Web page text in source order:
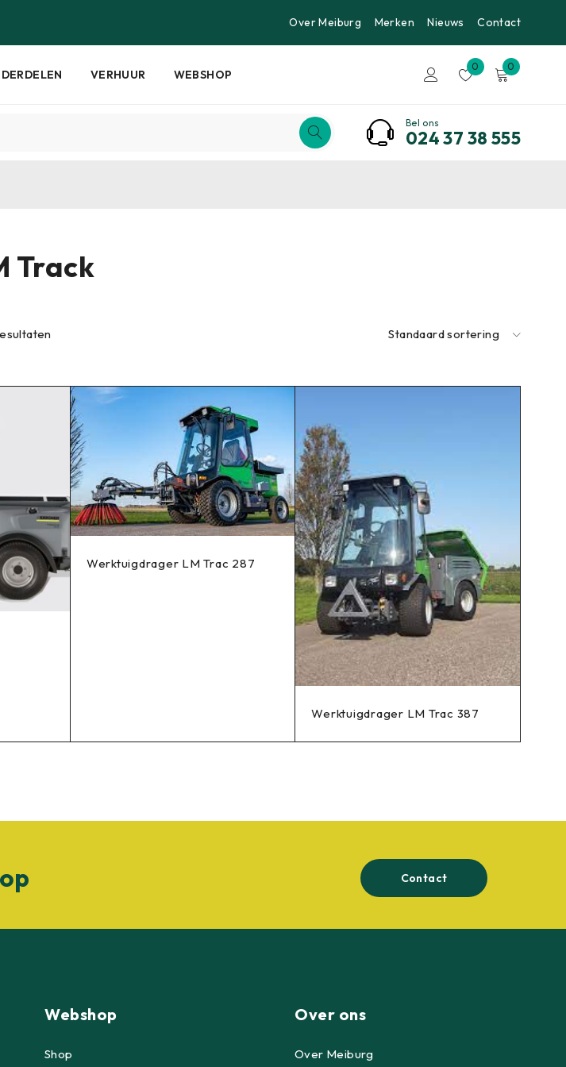
Over Meiburg Merken Nieuws Contact
VERHUUR WEBSHOP
0 0
Bel ons
024 37 38 555
Track
Standaard sortering
Werktuigdrager LM Trac 287
Werktuigdrager LM Trac 387
Contact
Webshop
Shop
Over ons
Over Meiburg